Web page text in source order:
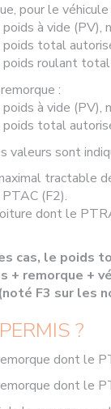
pour le
poids à vide (PV),
poids total
poids roulant
:
poids à vide (PV),
poids total
valeurs sont
tractable
(F2).
dont le
cas, le poids
+ remorque +
F3 sur les
?
dont le
dont le